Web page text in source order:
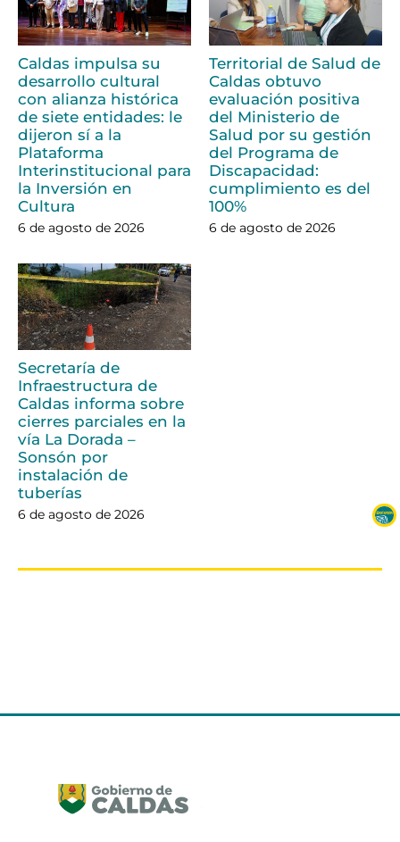
Caldas impulsa su
desarrollo cultural
con alianza histórica
de siete entidades: le
dijeron sí a la
Plataforma
Interinstitucional para
la Inversión en
Cultura
6 de agosto de 2026
Territorial de Salud de
Caldas obtuvo
evaluación positiva
del Ministerio de
Salud por su gestión
del Programa de
Discapacidad:
cumplimiento es del
100%
6 de agosto de 2026
Secretaría de
Infraestructura de
Caldas informa sobre
cierres parciales en la
vía La Dorada –
Sonsón por
instalación de
tuberías
6 de agosto de 2026